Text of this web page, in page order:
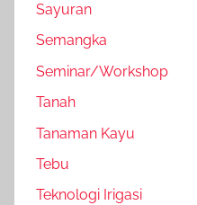
Sayuran
Semangka
Seminar/Workshop
Tanah
Tanaman Kayu
Tebu
Teknologi Irigasi